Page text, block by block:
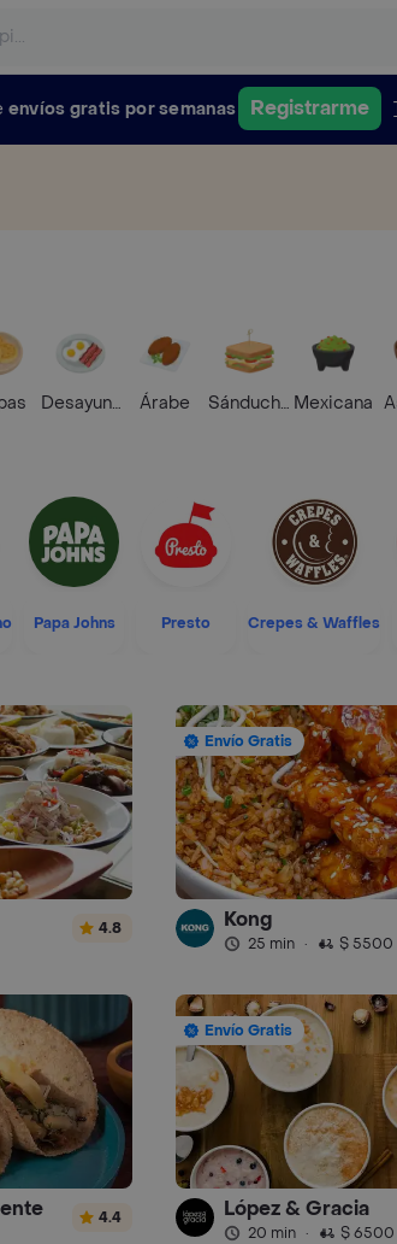
envíos gratis por semanas Registrarme
Desayunos Árabe SánduchesMexicana
Papa Johns Presto Crepes & Waffles
4.8
Envío Gratis
Kong
25 min · $ 5500
4.4
Envío Gratis
López & Gracia
20 min · $ 6500